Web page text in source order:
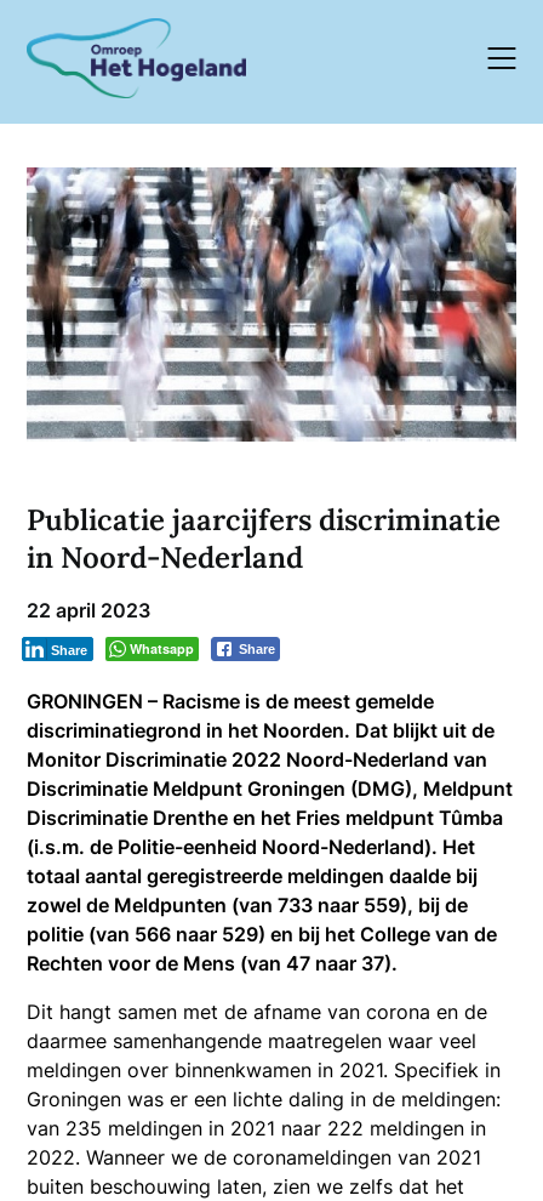
content
Publicatie jaarcijfers discriminatie
in Noord-Nederland
22 april 2023
Whatsapp Share
Share
GRONINGEN – Racisme is de meest gemelde
discriminatiegrond in het Noorden. Dat blijkt uit de
Monitor Discriminatie 2022 Noord-Nederland van
Discriminatie Meldpunt Groningen (DMG), Meldpunt
Discriminatie Drenthe en het Fries meldpunt Tûmba
(i.s.m. de Politie-eenheid Noord-Nederland). Het
totaal aantal geregistreerde meldingen daalde bij
zowel de Meldpunten (van 733 naar 559), bij de
politie (van 566 naar 529) en bij het College van de
Rechten voor de Mens (van 47 naar 37).
Dit hangt samen met de afname van corona en de
daarmee samenhangende maatregelen waar veel
meldingen over binnenkwamen in 2021. Specifiek in
Groningen was er een lichte daling in de meldingen:
van 235 meldingen in 2021 naar 222 meldingen in
2022. Wanneer we de coronameldingen van 2021
buiten beschouwing laten, zien we zelfs dat het